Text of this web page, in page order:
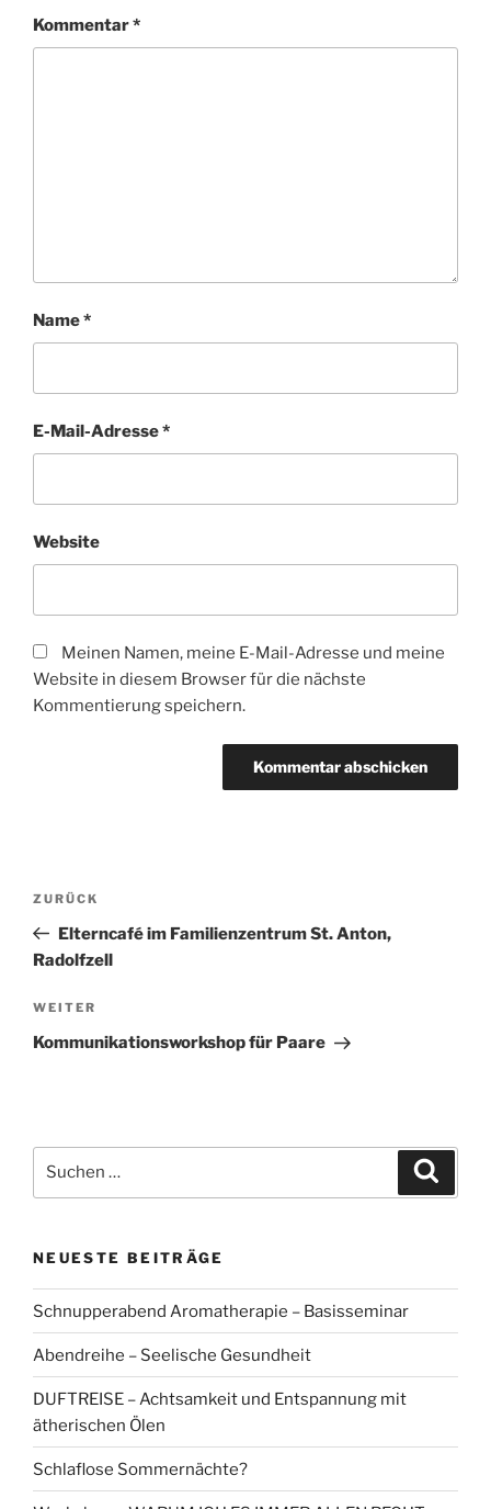
Kommentar*
Name*
E-Mail-Adresse*
Website
Meinen Namen, meine E-Mail-Adresse und meine
Website in diesem Browser für die nächste
Kommentierung speichern.
Beitragsnavigation
Vorheriger
Beitrag
ZURÜCK
Elterncafé im Familienzentrum St. Anton,
Radolfzell
Nächster
Beitrag
WEITER
Kommunikationsworkshop für Paare
nach:
NEUESTE BEITRÄGE
Schnupperabend Aromatherapie – Basisseminar
Abendreihe – Seelische Gesundheit
DUFTREISE – Achtsamkeit und Entspannung mit
ätherischen Ölen
Schlaflose Sommernächte?